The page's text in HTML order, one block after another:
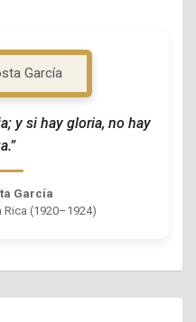
y si hay gloria, no hay
García
Rica (1920–1924)